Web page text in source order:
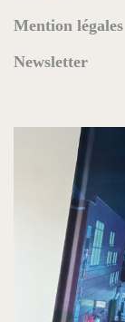
Mention légales
Newsletter